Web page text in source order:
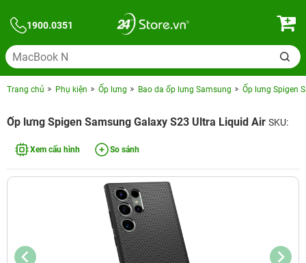
1900.0351
Trang chủ Phụ kiện Ốp lưng Bao da ốp lưng Samsung Ốp lưng Spigen
Ốp lưng Spigen Samsung Galaxy S23 Ultra Liquid Air SKU:
Xem cấu hình So sánh